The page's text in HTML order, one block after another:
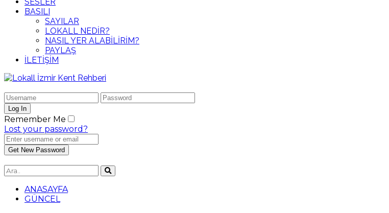
BASILI
SAYILAR
LOKALL NEDİR?
NASIL YER ALABİLİRİM?
PAYLAŞ
İLETİŞİM
Remember Me
Lost your password?
ANASAYFA
GÜNCEL